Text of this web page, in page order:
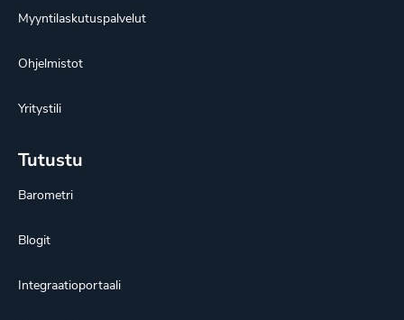
Myyntilaskutuspalvelut
Ohjelmistot
Yritystili
Tutustu
Barometri
Blogit
Integraatioportaali